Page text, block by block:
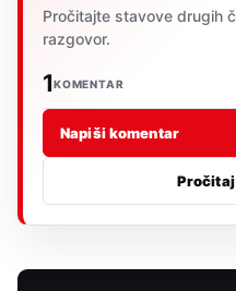
Pročitajte stavove drugih
razgovor.
1KOMENTAR
Napiši komentar